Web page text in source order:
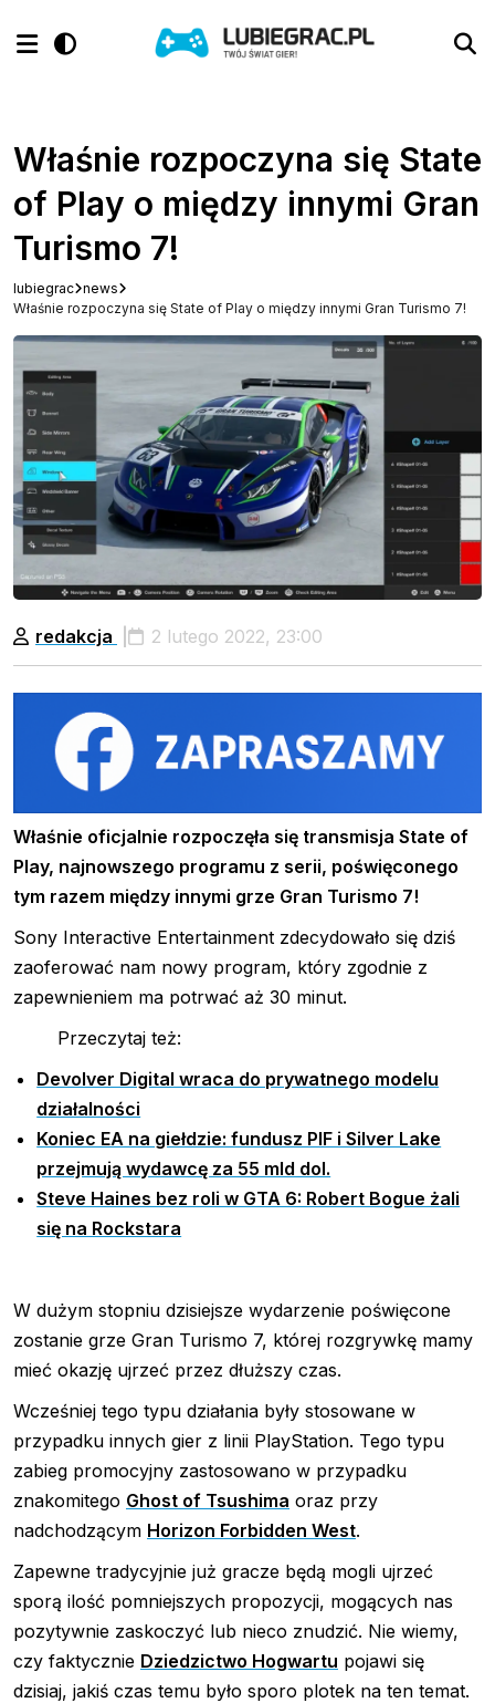
Właśnie rozpoczyna się State
of Play o między innymi Gran
Turismo 7!
lubiegrac news
Właśnie rozpoczyna się State of Play o między innymi Gran Turismo 7!
redakcja 2 lutego 2022, 23:00
Właśnie oficjalnie rozpoczęła się transmisja State of
Play, najnowszego programu z serii, poświęconego
tym razem między innymi grze Gran Turismo 7!
Sony Interactive Entertainment zdecydowało się dziś
zaoferować nam nowy program, który zgodnie z
zapewnieniem ma potrwać aż 30 minut.
Przeczytaj też:
Devolver Digital wraca do prywatnego modelu
działalności
Koniec EA na giełdzie: fundusz PIF i Silver Lake
przejmują wydawcę za 55 mld dol.
Steve Haines bez roli w GTA 6: Robert Bogue żali
się na Rockstara
W dużym stopniu dzisiejsze wydarzenie poświęcone
zostanie grze Gran Turismo 7, której rozgrywkę mamy
mieć okazję ujrzeć przez dłuższy czas.
Wcześniej tego typu działania były stosowane w
przypadku innych gier z linii PlayStation. Tego typu
zabieg promocyjny zastosowano w przypadku
znakomitego Ghost of Tsushima oraz przy
nadchodzącym Horizon Forbidden West.
Zapewne tradycyjnie już gracze będą mogli ujrzeć
sporą ilość pomniejszych propozycji, mogących nas
pozytywnie zaskoczyć lub nieco znudzić. Nie wiemy,
czy faktycznie Dziedzictwo Hogwartu pojawi się
dzisiaj, jakiś czas temu było sporo plotek na ten temat.